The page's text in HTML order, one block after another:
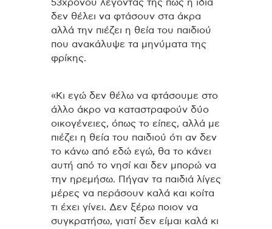
53χρονου λέγοντας της πως η ίδια
δεν θέλει να φτάσουν στα άκρα
αλλά την πιέζει η θεία του παιδιού
που ανακάλυψε τα μηνύματα της
φρίκης.
«Κι εγώ δεν θέλω να φτάσουμε στο
άλλο άκρο να καταστραφούν δύο
οικογένειες, όπως το είπες, αλλά με
πιέζει η θεία του παιδιού ότι αν δεν
το κάνω από εδώ εγώ, θα το κάνει
αυτή από το νησί και δεν μπορώ να
την ηρεμήσω. Πήγαν τα παιδιά λίγες
μέρες να περάσουν καλά και κοίτα
τι έχει γίνει. Δεν ξέρω ποιον να
συγκρατήσω, γιατί δεν είμαι καλά κι